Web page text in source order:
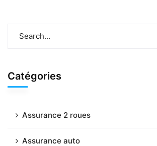
Catégories
Assurance 2 roues
Assurance auto